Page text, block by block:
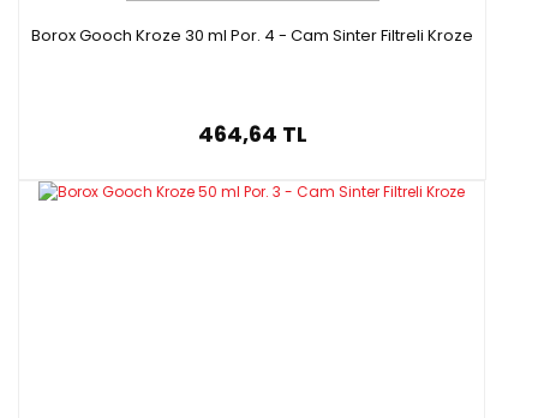
Borox Gooch Kroze 30 ml Por. 4 - Cam Sinter Filtreli Kroze
464,64 TL